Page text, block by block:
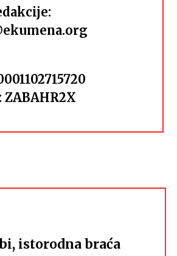
ZABAHR2X
istorodna braća